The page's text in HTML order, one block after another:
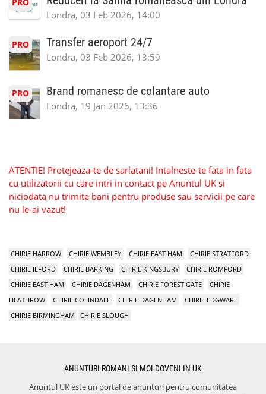
PRO
Londra, 03 Feb 2026, 14:00
PRO Transfer aeroport 24/7
Londra, 03 Feb 2026, 13:59
PRO Brand romanesc de colantare auto
Londra, 19 Jan 2026, 13:36
ATENTIE! Protejeaza-te de sarlatani! Intalneste-te fata in fata
cu utilizatorii cu care intri in contact pe Anuntul UK si
niciodata nu trimite bani pentru produse sau servicii pe care
nu le-ai vazut!
CHIRIE HARROW CHIRIE WEMBLEY CHIRIE EAST HAM
CHIRIE STRATFORD
CHIRIE ILFORD
CHIRIE BARKING CHIRIE KINGSBURY
CHIRIE ROMFORD
CHIRIE EAST HAM
CHIRIE DAGENHAM CHIRIE FOREST GATE
CHIRIE
HEATHROW
CHIRIE COLINDALE CHIRIE DAGENHAM
CHIRIE EDGWARE
CHIRIE BIRMINGHAM
CHIRIE SLOUGH
ANUNTURI ROMANI SI MOLDOVENI IN UK
Anuntul UK este un portal de anunturi pentru comunitatea